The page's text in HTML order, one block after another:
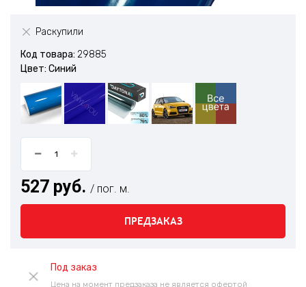
Раскупили
Код товара: 29885
Цвет: Синий
527 руб. / пог. м.
ПРЕДЗАКАЗ
Под заказ
Цена на момент предзаказа не является офертой